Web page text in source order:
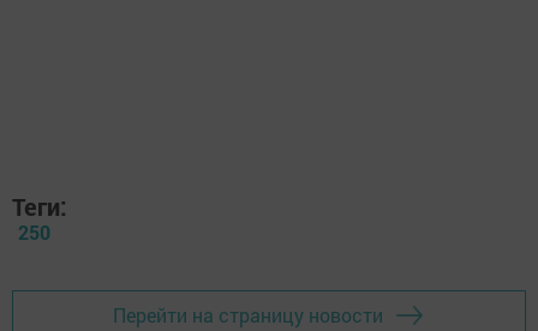
Теги:
250
Перейти на страницу новости